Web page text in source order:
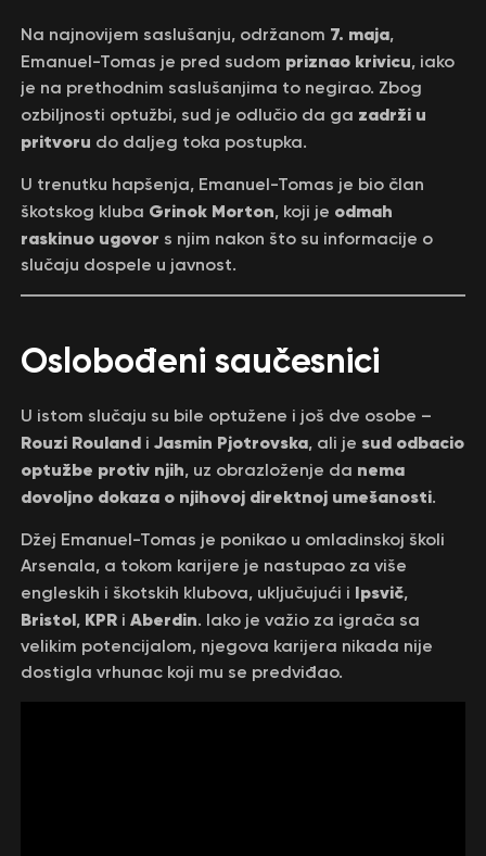
Na najnovijem saslušanju, održanom 7. maja,
Emanuel-Tomas je pred sudom priznao krivicu, iako
je na prethodnim saslušanjima to negirao. Zbog
ozbiljnosti optužbi, sud je odlučio da ga zadrži u
pritvoru do daljeg toka postupka.
U trenutku hapšenja, Emanuel-Tomas je bio član
škotskog kluba Grinok Morton, koji je odmah
raskinuo ugovor s njim nakon što su informacije o
slučaju dospele u javnost.
Oslobođeni saučesnici
U istom slučaju su bile optužene i još dve osobe –
Rouzi Roulandi Jasmin Pjotrovska, ali je sud odbacio
optužbe protiv njih, uz obrazloženje da nema
dovoljno dokaza o njihovoj direktnoj umešanosti.
Džej Emanuel-Tomas je ponikao u omladinskoj školi
Arsenala, a tokom karijere je nastupao za više
engleskih i škotskih klubova, uključujući i Ipsvič,
Bristol, KPRi Aberdin. Iako je važio za igrača sa
velikim potencijalom, njegova karijera nikada nije
dostigla vrhunac koji mu se predviđao.